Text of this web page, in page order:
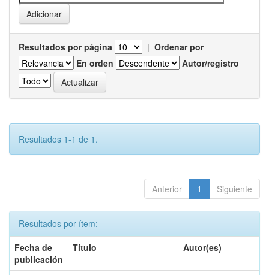
Resultados por página | Ordenar por
En orden
Autor/registro
Resultados 1-1 de 1.
Anterior 1 Siguiente
Resultados por ítem:
Fecha de
publicación
Título Autor(es)